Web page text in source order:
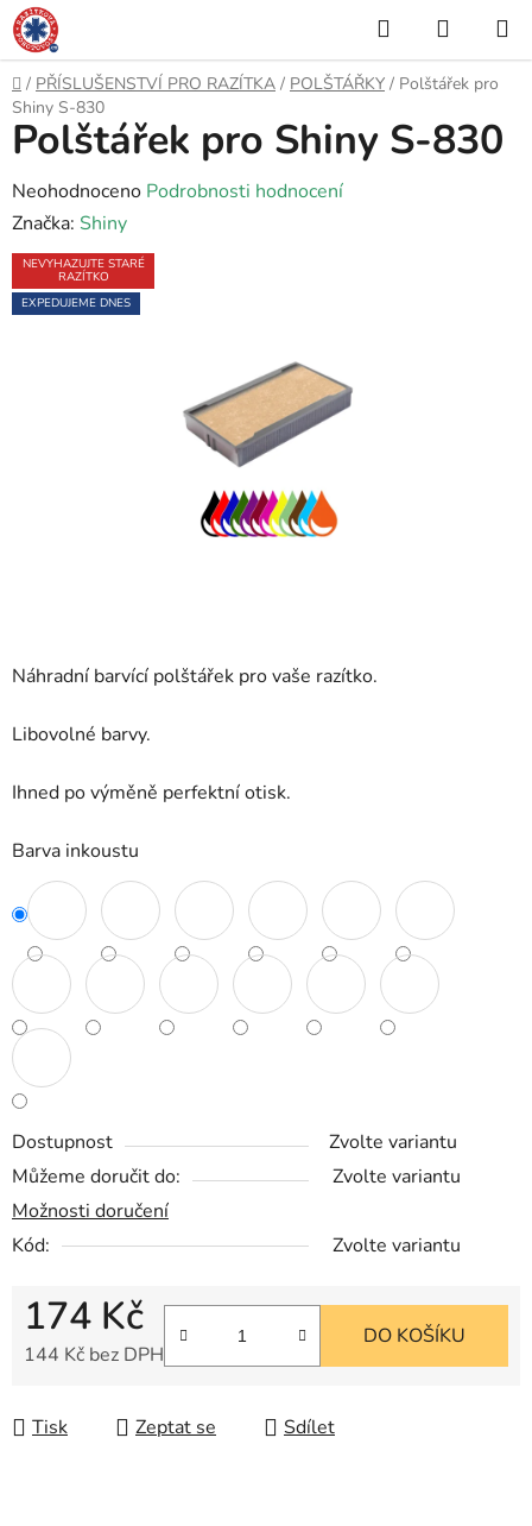
Přejít
na
obsah
Hledat
KOŠÍK
Domů
/ PŘÍSLUŠENSTVÍ PRO RAZÍTKA / POLŠTÁŘKY / Polštářek pro
Shiny S-830
Náhradní barvící polštářek pro vaše razítko.
Libovolné barvy.
Ihned po výměně perfektní otisk.
Barva inkoustu
Dostupnost
Zvolte variantu
Můžeme doručit do:
Zvolte variantu
Možnosti doručení
Kód:
Zvolte variantu
174 Kč
144 Kč bez DPH
DO KOŠÍKU
Tisk Zeptat se Sdílet
Polštářek pro Shiny S-830
Průměrné
hodnocení
produktu
je
0,0
Neohodnoceno Podrobnosti hodnocení
Značka: Shiny
NEVYHAZUJTE STARÉ
RAZÍTKO
EXPEDUJEME DNES